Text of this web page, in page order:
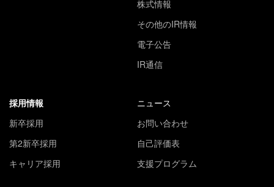
株式情報
その他のIR情報
電子公告
IR通信
採用情報
新卒採用
第2新卒採用
キャリア採用
ニュース
お問い合わせ
自己評価表
支援プログラム